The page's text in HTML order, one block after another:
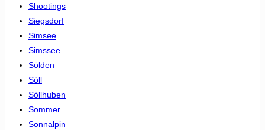
Shootings
Siegsdorf
Simsee
Simssee
Sölden
Söll
Söllhuben
Sommer
Sonnalpin